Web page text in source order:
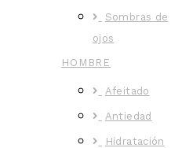
Sombras de
ojos
HOMBRE
Afeitado
Antiedad
Hidratación